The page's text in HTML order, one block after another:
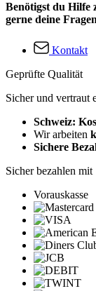
Benötigst du Hilfe
gerne deine
Kontakt
Geprüfte Qualität
Sicher und vertraut
Schweiz:
Wir arbeiten
Sichere
Sicher bezahlen mit
Vorauskasse